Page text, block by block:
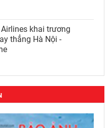
khai trương
thẳng Hà Nội -